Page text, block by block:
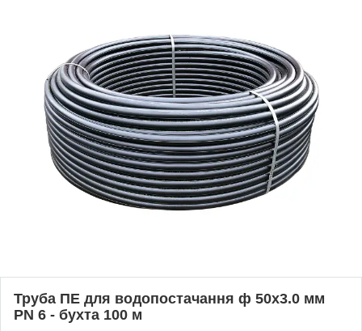
Труба ПЕ для водопостачання ф 50x3.0 мм
PN 6 - бухта 100 м